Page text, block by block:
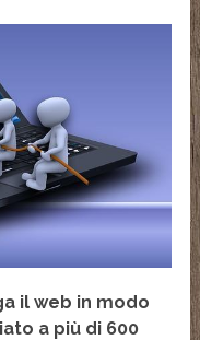
il web in modo
a più di 600